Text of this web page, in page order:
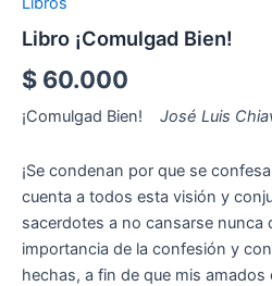
Libro ¡Comulgad Bien!
$ 60.000
¡Comulgad Bien! José Luis
¡Se condenan por que se
cuenta a todos esta visión y
sacerdotes a no cansarse nunca
importancia de la confesión y
hechas, a fin de que mis